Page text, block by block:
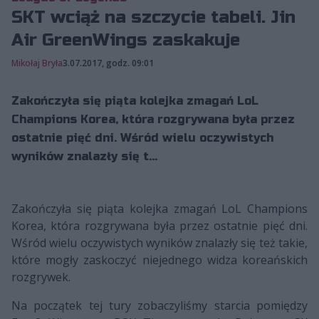
SKT wciąż na szczycie tabeli. Jin
Air GreenWings zaskakuje
Mikołaj Bryła3.07.2017, godz. 09:01
Zakończyła się piąta kolejka zmagań LoL
Champions Korea, która rozgrywana była przez
ostatnie pięć dni. Wśród wielu oczywistych
wyników znalazły się t...
Zakończyła się piąta kolejka zmagań LoL Champions
Korea, która rozgrywana była przez ostatnie pięć dni.
Wśród wielu oczywistych wyników znalazły się też takie,
które mogły zaskoczyć niejednego widza koreańskich
rozgrywek.
Na początek tej tury zobaczyliśmy starcia pomiędzy